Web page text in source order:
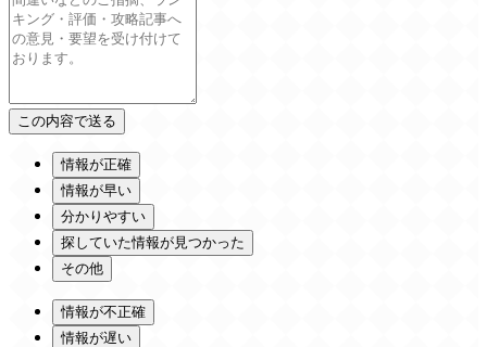
情報が正確
情報が早い
分かりやすい
探していた情報が見つかった
その他
情報が不正確
情報が遅い